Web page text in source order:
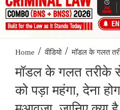
Home / वीडियो / मॉडल के गलत
मॉडल के गलत तरीके
को पड़ा महंगा, देना